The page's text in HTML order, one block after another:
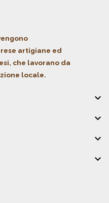
artigiane ed
che lavorano da
locale.



